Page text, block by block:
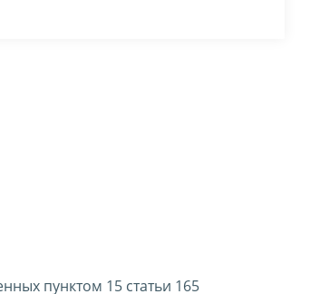
пунктом 15 статьи 165